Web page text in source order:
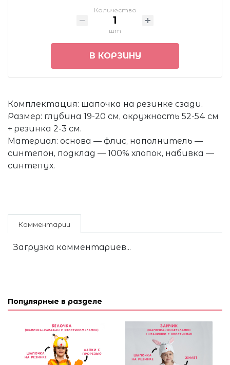
Количество
шт
В КОРЗИНУ
Комплектация: шапочка на резинке сзади.
Размер: глубина 19-20 см, окружность 52-54 см
+ резинка 2-3 см.
Материал: основа — флис, наполнитель —
синтепон, подклад — 100% хлопок, набивка —
синтепух.
Комментарии
Загрузка комментариев...
Популярные в разделе